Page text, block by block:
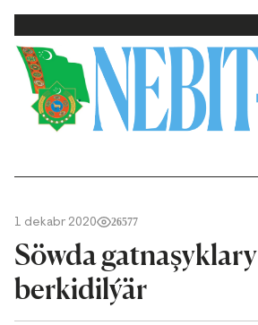
1 dekabr 2020 26577
Söwda gatnaşyklary
berkidilýär